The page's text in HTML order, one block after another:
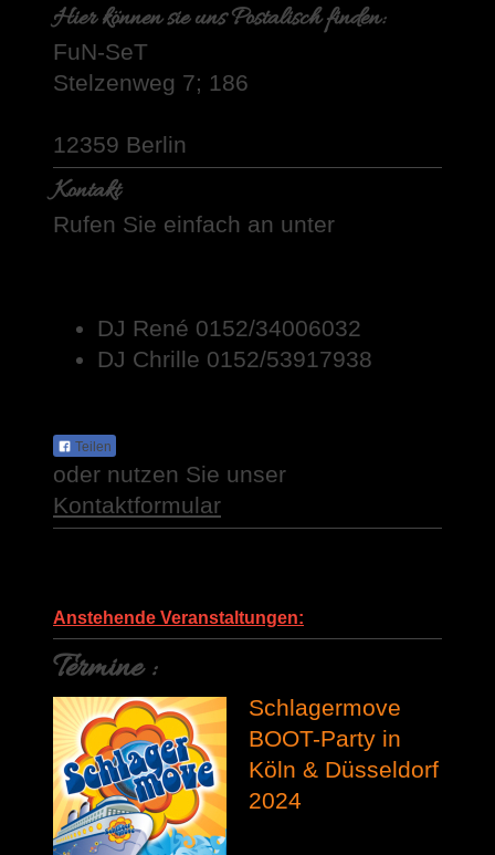
Hier können sie uns Postalisch finden:
FuN-SeT
Stelzenweg 7; 186
12359 Berlin
Kontakt
Rufen Sie einfach an unter
DJ René 0152/34006032
DJ Chrille 0152/53917938
Teilen
oder nutzen Sie unser
Kontaktformular
Anstehende Veranstaltungen:
Termine :
Schlagermove
BOOT-Party in
Köln & Düsseldorf
2024